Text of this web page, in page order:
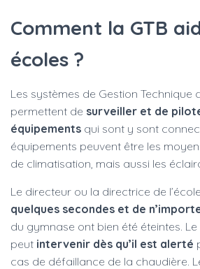
Comment la GTB
écoles ?
Les systèmes de Gestion Technique
permettent de surveiller et de
équipements qui sont y sont
équipements peuvent être les
de climatisation, mais aussi les
Le directeur ou la directrice de
quelques secondes et de
du gymnase ont bien été éteintes.
peut intervenir dès qu’il est alerté
cas de défaillance de la chaudière.